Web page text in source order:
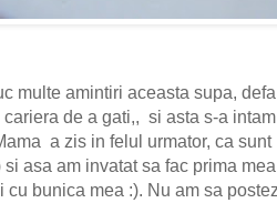
multe amintiri aceasta supa,
de a gati,, si asta s-a
a zis in felul urmator, ca
si asa am invatat sa fac prima
cu bunica mea :). Nu am sa